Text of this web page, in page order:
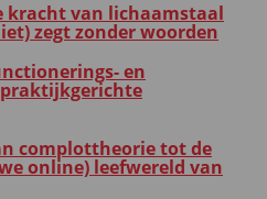
kracht van lichaamstaal
zegt zonder woorden
en
complottheorie tot de
online) leefwereld van